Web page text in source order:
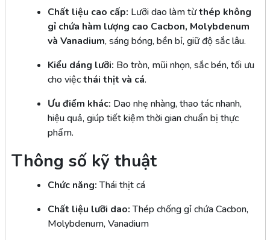
Chất liệu cao cấp: Lưỡi dao làm từthép không
gỉ chứa hàm lượng cao Cacbon, Molybdenum
và Vanadium, sáng bóng, bền bỉ, giữ độ sắc lâu.
Kiểu dáng lưỡi: Bo tròn, mũi nhọn, sắc bén, tối ưu
cho việcthái thịt và cá.
Ưu điểm khác: Dao nhẹ nhàng, thao tác nhanh,
hiệu quả, giúp tiết kiệm thời gian chuẩn bị thực
phẩm.
Thông số kỹ thuật
Chức năng:Thái thịt cá
Chất liệu lưỡi dao:Thép chống gỉ chứa Cacbon,
Molybdenum, Vanadium